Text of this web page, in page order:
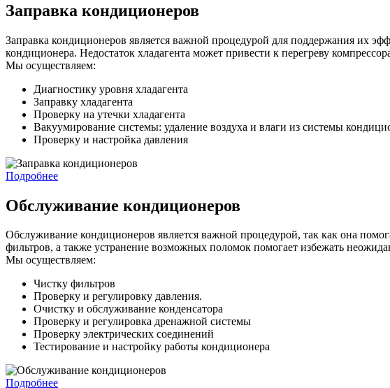
Заправка кондиционеров
Заправка кондиционеров является важной процедурой для поддержания их
кондиционера. Недостаток хладагента может привести к перегреву
Мы осуществляем:
Диагностику уровня хладагента
Заправку хладагента
Проверку на утечки хладагента
Вакуумирование системы: удаление воздуха и влаги из системы
Проверку и настройка давления
Подробнее
Обслуживание кондиционеров
Обслуживание кондиционеров является важной процедурой, так как она
фильтров, а также устранение возможных поломок помогает избежать
Мы осуществляем:
Чистку фильтров
Проверку и регулировку давления.
Очистку и обслуживание конденсатора
Проверку и регулировка дренажной системы
Проверку электрических соединений
Тестирование и настройку работы кондиционера
Подробнее